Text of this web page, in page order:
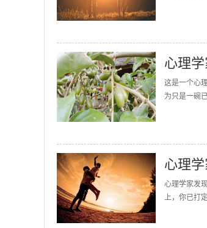
心理
这是一个心
为只是一碗
心理
心理学家发
上，你已打